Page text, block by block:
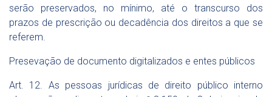
serão preservados, no mínimo, até o transcurso dos
prazos de prescrição ou decadência dos direitos a que se
referem.
Presevação de documento digitalizados e entes públicos
Art. 12. As pessoas jurídicas de direito público interno